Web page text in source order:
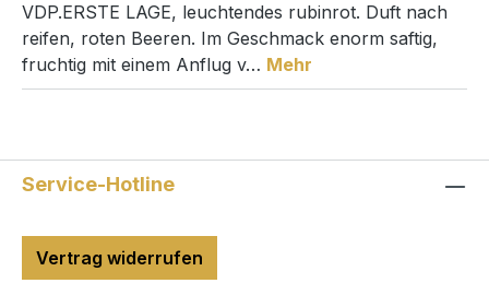
VDP.ERSTE LAGE, leuchtendes rubinrot. Duft nach
reifen, roten Beeren. Im Geschmack enorm saftig,
fruchtig mit einem Anflug v… Mehr
Service-Hotline
Vertrag widerrufen